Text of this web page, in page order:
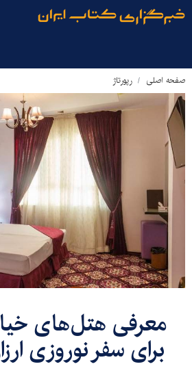
صفحه اصلی رپورتاژ
معرفی هتل‌های
برای سفر نوروزی